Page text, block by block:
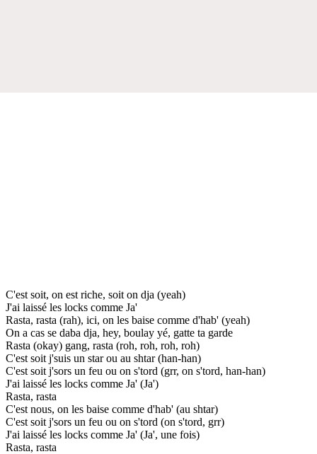
C'est soit, on est riche, soit on dja (yeah)
J'ai laissé les locks comme Ja'
Rasta, rasta (rah), ici, on les baise comme d'hab' (yeah)
On a cas se daba dja, hey, boulay yé, gatte ta garde
Rasta (okay) gang, rasta (roh, roh, roh, roh)
C'est soit j'suis un star ou au shtar (han-han)
C'est soit j'sors un feu ou on s'tord (grr, on s'tord, han-han)
J'ai laissé les locks comme Ja' (Ja')
Rasta, rasta
C'est nous, on les baise comme d'hab' (au shtar)
C'est soit j'sors un feu ou on s'tord (on s'tord, grr)
J'ai laissé les locks comme Ja' (Ja', une fois)
Rasta, rasta